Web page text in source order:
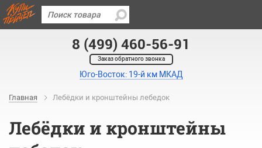
8 (499) 460-56-91
Заказ обратного звонка
Юго-Восток: 19-й км МКАД
Главная Лебёдки и кронштейны лебедок
Лебёдки и кронштейны